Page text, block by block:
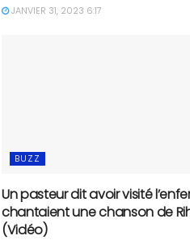
JANVIER 31, 2023 6:17
BUZZ
Un pasteur dit avoir visité
chantaient une chanson de
(Vidéo)